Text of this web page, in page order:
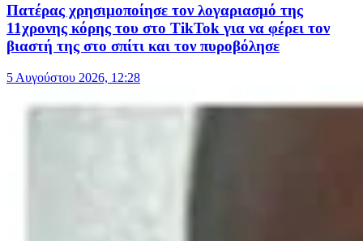
Πατέρας χρησιμοποίησε τον λογαριασμό της
11χρονης κόρης του στο TikTok για να φέρει τον
βιαστή της στο σπίτι και τον πυροβόλησε
5 Αυγούστου 2026, 12:28